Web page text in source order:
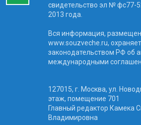
свидетельство эл № фc77-
2013 года.
Вся информация,
www.souzveche.ru,
законодательством РФ об
международными
127015, г. Москва, ул.
этаж, помещение 701
Главный редактор Камека
Владимировна